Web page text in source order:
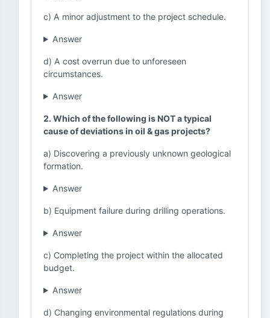
c) A minor adjustment to the project schedule.
Answer
d) A cost overrun due to unforeseen
circumstances.
Answer
2. Which of the following is NOT a typical
cause of deviations in oil & gas projects?
a) Discovering a previously unknown geological
formation.
Answer
b) Equipment failure during drilling operations.
Answer
c) Completing the project within the allocated
budget.
Answer
d) Changing environmental regulations during